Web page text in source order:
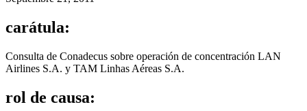
carátula:
Consulta de Conadecus sobre operación de concentración LAN
Airlines S.A. y TAM Linhas Aéreas S.A.
rol de causa: